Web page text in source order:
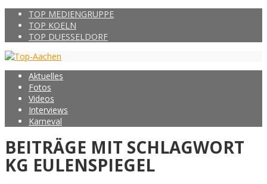
TOP MEDIENGRUPPE
TOP KOELN
TOP DUESSELDORF
Aktuelles
Fotos
Videos
Interviews
Karneval
BEITRÄGE MIT SCHLAGWORT
KG EULENSPIEGEL